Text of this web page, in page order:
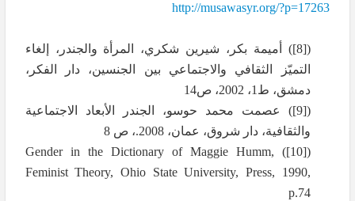
http://musawasyr.org/?p=17263
(
[8]) أميمة بكر، شيرين شكري، المرأة والجندر، إلغاء
التميّز الثقافي والاجتماعي بين الجنسين، دار الفكر،
دمشق، ط1، 2002، ص14
(
[9]) عصمت محمد حوسو، الجندر الأبعاد الاجتماعية
والثقافية، دار شروق، عمان، 2008.، ص 8
(
[10]
)
Maggie Humm,
Gender in the Dictionary of
Feminist Theory, Ohio State University, Press, 1990,
p.74